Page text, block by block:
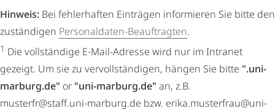
Hinweis: Bei fehlerhaften Einträgen informieren Sie bitte den
zuständigen Personaldaten-Beauftragten.
1 Die vollständige E-Mail-Adresse wird nur im Intranet
gezeigt. Um sie zu vervollständigen, hängen Sie bitte ".uni-
marburg.de" or "uni-marburg.de" an, z.B.
musterfr@staff.uni-marburg.de bzw. erika.musterfrau@uni-